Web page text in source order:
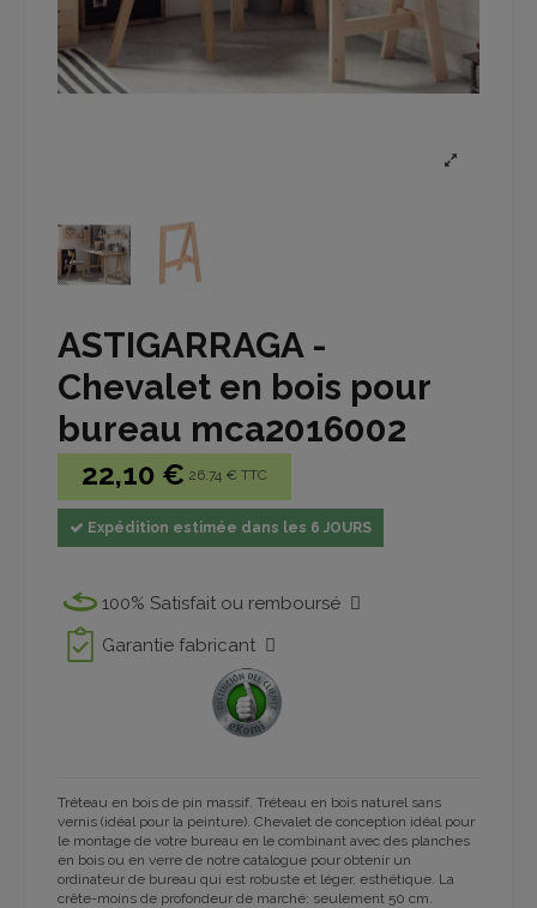
ASTIGARRAGA -
Chevalet en bois pour
bureau mca2016002
22,10 € 26.74 € TTC
Expédition estimée dans les 6 JOURS
100% Satisfait ou remboursé
Garantie fabricant
Tréteau en bois de pin massif. Tréteau en bois naturel sans
vernis (idéal pour la peinture). Chevalet de conception idéal pour
le montage de votre bureau en le combinant avec des planches
en bois ou en verre de notre catalogue pour obtenir un
ordinateur de bureau qui est robuste et léger, esthétique. La
crête-moins de profondeur de marché: seulement 50 cm.